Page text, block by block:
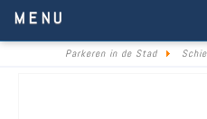
MENU
Parkeren in de Stad